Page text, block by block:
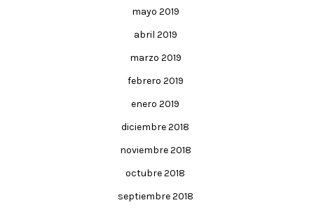
mayo 2019
abril 2019
marzo 2019
febrero 2019
enero 2019
diciembre 2018
noviembre 2018
octubre 2018
septiembre 2018